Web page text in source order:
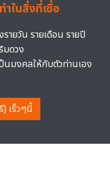
ในสิ่งที่เชื่อ
ายวัน รายเดือน รายปี
มดวง
นมงคลให้กับตัวท่านเอง
เร็วๆนี้